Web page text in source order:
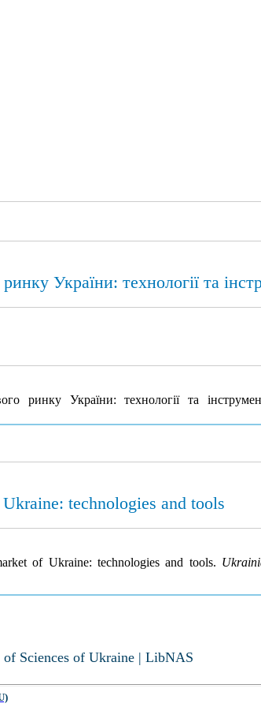
України: технології та
ринку України: технології та
technologies and tools
of Ukraine: technologies and tools.
Sciences of Ukraine | LibNAS